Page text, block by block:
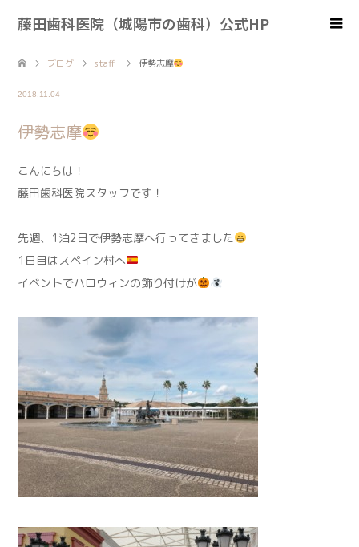
藤田歯科医院（城陽市の歯科）公式HP
ブログ staff 伊勢志摩
2018.11.04
伊勢志摩
こんにちは！
藤田歯科医院スタッフです！
先週、1泊2日で伊勢志摩へ行ってきました
1日目はスペイン村へ
イベントでハロウィンの飾り付けが